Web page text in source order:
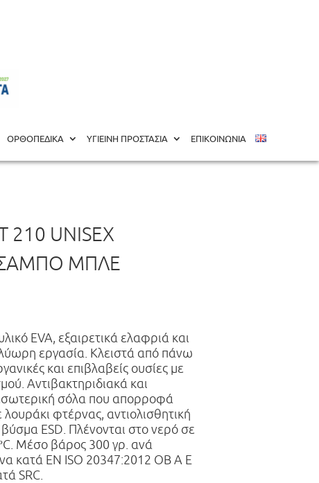
ΟΡΘΟΠΕΔΙΚΑ ΥΓΙΕΙΝΗ ΠΡΟΣΤΑΣΙΑ ΕΠΙΚΟΙΝΩΝΙΑ
210 UNISEX
ΜΠΛΈ
EVA, εξαιρετικά ελαφριά και
εργασία. Κλειστά από πάνω
και επιβλαβείς ουσίες με
Αντιβακτηριδιακά και
σόλα που απορροφά
φτέρνας, αντιολισθητική
βύσμα ESD. Πλένονται στο νερό σε
Μέσο βάρος 300 γρ. ανά
κατά EN ISO 20347:2012 OB A E
SRC.